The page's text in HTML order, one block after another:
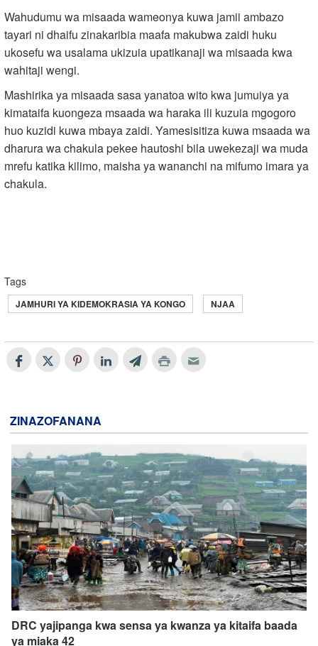
Wahudumu wa misaada wameonya kuwa jamii ambazo
tayari ni dhaifu zinakaribia maafa makubwa zaidi huku
ukosefu wa usalama ukizuia upatikanaji wa misaada kwa
wahitaji wengi.
Mashirika ya misaada sasa yanatoa wito kwa jumuiya ya
kimataifa kuongeza msaada wa haraka ili kuzuia mgogoro
huo kuzidi kuwa mbaya zaidi. Yamesisitiza kuwa msaada wa
dharura wa chakula pekee hautoshi bila uwekezaji wa muda
mrefu katika kilimo, maisha ya wananchi na mifumo imara ya
chakula.
Tags
JAMHURI YA KIDEMOKRASIA YA KONGO NJAA
ZINAZOFANANA
DRC yajipanga kwa sensa ya kwanza ya kitaifa baada
ya miaka 42